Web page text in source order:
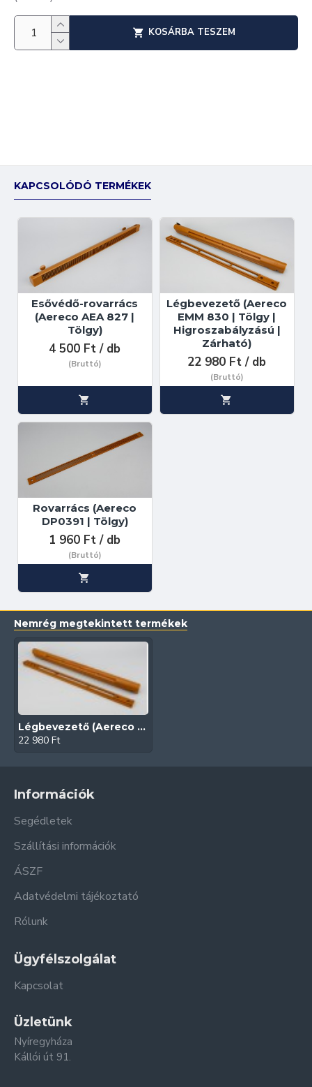
KOSÁRBA TESZEM
KAPCSOLÓDÓ TERMÉKEK
Esővédő-rovarrács
(Aereco AEA 827 |
Tölgy)
4 500 Ft / db
(Bruttó)
Légbevezető (Aereco
EMM 830 | Tölgy |
Higroszabályzású |
Zárható)
22 980 Ft / db
(Bruttó)
Rovarrács (Aereco
DP0391 | Tölgy)
1 960 Ft / db
(Bruttó)
Nemrég megtekintett termékek
Légbevezető (Aereco EMM 972 | Tölgy | Higroszabályzású)
22 980 Ft
Információk
Segédletek
Szállítási információk
ÁSZF
Adatvédelmi tájékoztató
Rólunk
Ügyfélszolgálat
Kapcsolat
Üzletünk
Nyíregyháza
Kállói út 91.